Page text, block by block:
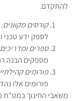
להתקדם.
קורסים מקוונים:
לספק ידע טכני
ספרים
מספקים הבנה
פורומים
פורומים אלו
משאבי החינוך במט"ח